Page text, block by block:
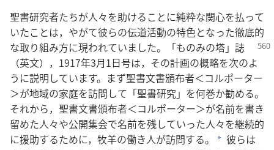
聖書研究者たちが人々を助けることに純粋な関心を払って
いたことは，やがて彼らの伝道活動の特色となった徹底的
な取り組み方に現われていました。「ものみの塔」 誌
（英文），1917年3月1日号は，その計画の概略を次のよ
うに説明しています。まず聖書文書頒布者＜コルポーター
＞が地域の家庭を訪問して「聖書研究」を何巻か勧める。
それから，聖書文書頒布者＜コルポーター＞が名前を書き
留めた人々や公開集会で名前を残していった人々を継続的
に援助するために，牧羊の働き人が訪問する。
a 彼らは